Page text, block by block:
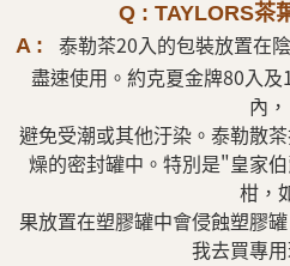
Q : TAYLORS茶
A :
泰勒茶20入的包裝放置在
盡速使用。約克夏金牌80入
內，
避免受潮或其他汙染。泰勒散
燥的密封罐中。特別是"皇家
柑，
果放置在塑膠罐中會侵蝕塑膠
我去買專